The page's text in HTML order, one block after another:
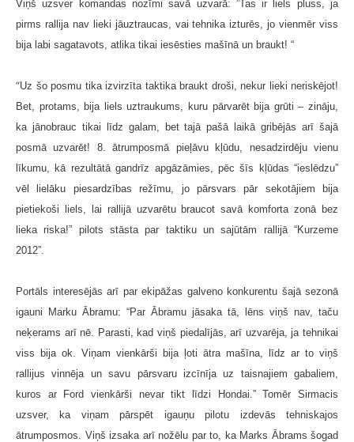
Viņš uzsver komandas nozīmi savā uzvarā: ”Tas ir liels pluss, ja
pirms rallija nav lieki jāuztraucas, vai tehnika izturēs, jo vienmēr viss
bija labi sagatavots, atlika tikai iesēsties mašīnā un braukt! “
“Uz šo posmu tika izvirzīta taktika braukt droši, nekur lieki neriskējot!
Bet, protams, bija liels uztraukums, kuru pārvarēt bija grūti – zināju,
ka jānobrauc tikai līdz galam, bet tajā pašā laikā gribējās arī šajā
posmā uzvarēt! 8. ātrumposmā pieļāvu kļūdu, nesadzirdēju vienu
līkumu, kā rezultātā gandrīz apgāzāmies, pēc šīs kļūdas “ieslēdzu”
vēl lielāku piesardzības režīmu, jo pārsvars pār sekotājiem bija
pietiekoši liels, lai rallijā uzvarētu braucot savā komforta zonā bez
lieka riska!” pilots stāsta par taktiku un sajūtām rallijā “Kurzeme
2012”.
Portāls interesējās arī par ekipāžas galveno konkurentu šajā sezonā
igauni Marku Ābramu: “Par Ābramu jāsaka tā, lēns viņš nav, taču
neķerams arī nē. Parasti, kad viņš piedalījās, arī uzvarēja, ja tehnikai
viss bija ok. Viņam vienkārši bija ļoti ātra mašīna, līdz ar to viņš
rallijus vinnēja un savu pārsvaru izcīnīja uz taisnajiem gabaliem,
kuros ar Ford vienkārši nevar tikt līdzi Hondai.” Tomēr Sirmacis
uzsver, ka viņam pārspēt igauņu pilotu izdevās tehniskajos
ātrumposmos. Viņš izsaka arī nožēlu par to, ka Marks Ābrams šogad